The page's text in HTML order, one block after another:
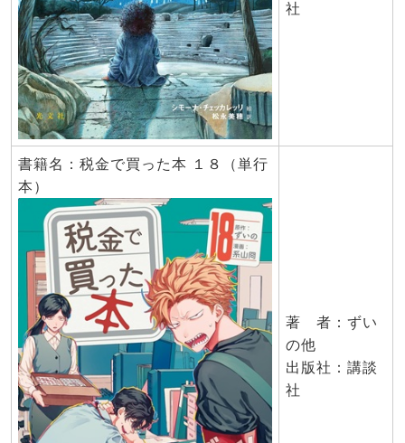
社
書籍名：税金で買った本 １８（単行
本）
著 者：ずい
の他
出版社：講談
社